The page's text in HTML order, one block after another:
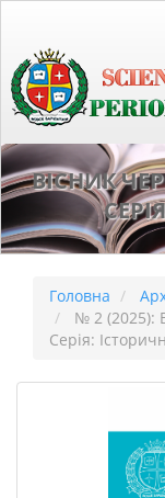
ВІСНИК
Головна
№ 2 (2025):
Серія: